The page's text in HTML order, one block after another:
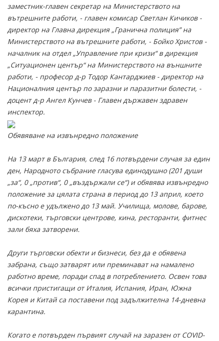
заместник-главен секретар на Министерството на
вътрешните работи, - главен комисар Светлан Кичиков -
директор на Главна дирекция „Гранична полиция” на
Министерството на вътрешните работи, - Бойко Христов -
началник на отдел „Управление при кризи“ в дирекция
„Ситуационен център“ на Министерството на външните
работи, - професор д-р Тодор Кантарджиев - директор на
Националния център по заразни и паразитни болести, -
доцент д-р Ангел Кунчев - Главен държавен здравен
инспектор.
Обявяване на извънредно положение
На 13 март в България, след 16 потвърдени случая за един
ден, Народното събрание гласува единодушно (201 души
„за“, 0 „против“, 0 „въздържали се“) и обявява извънредно
положение за цялата страна в период до 13 април, което
по-късно е удължено до 13 май. Училища, молове, барове,
дискотеки, търговски центрове, кина, ресторанти, фитнес
зали бяха затворени.
Други търговски обекти и бизнеси, без да е обявена
забрана, също затварят или преминават на намалено
работно време, поради спад в потреблението. Освен това
всички пристигащи от Италия, Испания, Иран, Южна
Корея и Китай са поставени под задължителна 14-дневна
карантина.
Когато е потвърден първият случай на заразен от COVID-